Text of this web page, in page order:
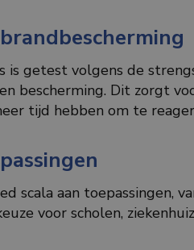
is getest volgens de
bescherming. Dit zorgt
tijd hebben om te
scala aan
voor scholen,